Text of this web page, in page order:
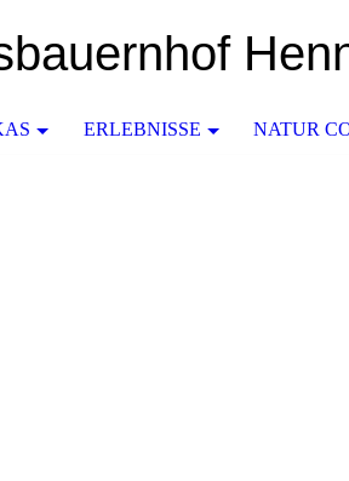
ERLEBNISSE NATUR